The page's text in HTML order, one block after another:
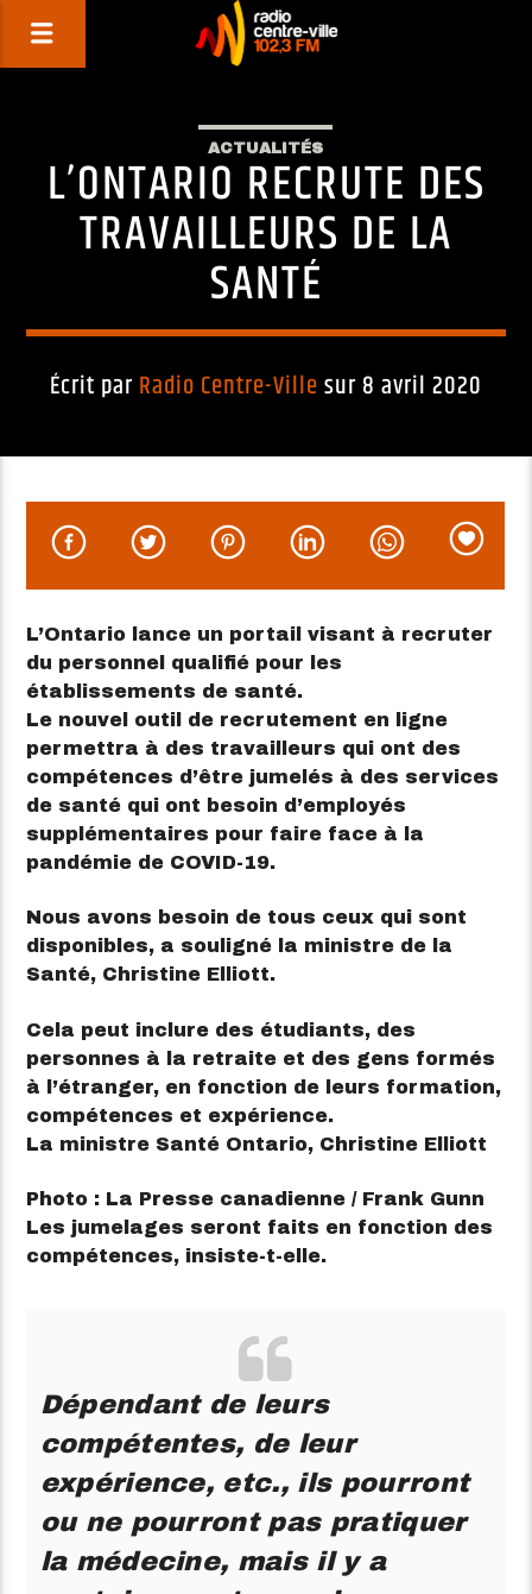
ACTUALITÉS
L’ONTARIO RECRUTE DES
TRAVAILLEURS DE LA
SANTÉ
Écrit par Radio Centre-Villesur 8 avril 2020
L’Ontario lance un portail visant à recruter
du personnel qualifié pour les
établissements de santé.
Le nouvel outil de recrutement en ligne
permettra à des travailleurs qui ont des
compétences d’être jumelés à des services
de santé qui ont besoin d’employés
supplémentaires pour faire face à la
pandémie de COVID-19.
Nous avons besoin de tous ceux qui sont
disponibles, a souligné la ministre de la
Santé, Christine Elliott.
Cela peut inclure des étudiants, des
personnes à la retraite et des gens formés
à l’étranger, en fonction de leurs formation,
compétences et expérience.
La ministre Santé Ontario, Christine Elliott
Photo : La Presse canadienne / Frank Gunn
Les jumelages seront faits en fonction des
compétences, insiste-t-elle.
Dépendant de leurs
compétentes, de leur
expérience, etc., ils pourront
ou ne pourront pas pratiquer
la médecine, mais il y a